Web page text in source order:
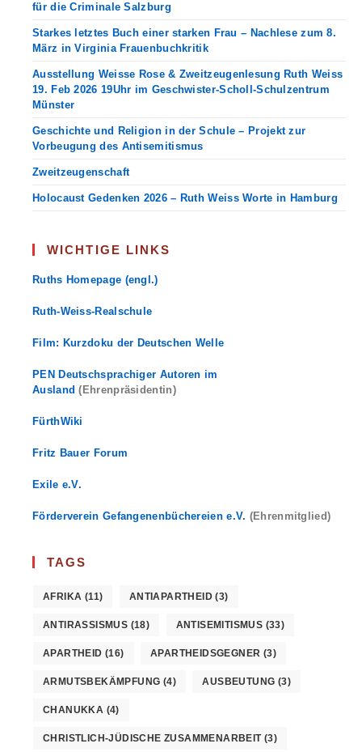
für die Criminale Salzburg
Starkes letztes Buch einer starken Frau – Nachlese zum 8.
März in Virginia Frauenbuchkritik
Ausstellung Weisse Rose & Zweitzeugenlesung Ruth Weiss
19. Feb 2026 19Uhr im Geschwister-Scholl-Schulzentrum
Münster
Geschichte und Religion in der Schule – Projekt zur
Vorbeugung des Antisemitismus
Zweitzeugenschaft
Holocaust Gedenken 2026 – Ruth Weiss Worte in Hamburg
WICHTIGE LINKS
Ruths Homepage (engl.)
Ruth-Weiss-Realschule
Film: Kurzdoku der Deutschen Welle
PEN Deutschsprachiger Autoren im
Ausland(Ehrenpräsidentin)
FürthWiki
Fritz Bauer Forum
Exile e.V.
Förderverein Gefangenenbüchereien e.V. (Ehrenmitglied)
TAGS
AFRIKA (11) ANTIAPARTHEID(3)
ANTIRASSISMUS (18) ANTISEMITISMUS (33)
APARTHEID (16) APARTHEIDSGEGNER (3)
ARMUTSBEKÄMPFUNG (4) AUSBEUTUNG (3)
CHANUKKA (4)
CHRISTLICH-JÜDISCHE ZUSAMMENARBEIT(3)